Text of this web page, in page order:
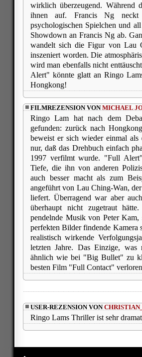
wirklich überzeugend. Während
ihnen auf. Francis Ng
psychologischen Spielchen und
Showdown an Francis Ng ab.
wandelt sich die Figur von Lau
inszeniert worden. Die
wird man ebenfalls nicht
Alert" könnte glatt an Ringo
Hongkong!
FILMREZENSION VONMICHAEL
Ringo Lam hat nach dem
gefunden: zurück nach
beweist er sich wieder einmal als
nur, daß das Drehbuch einfach
1997 verfilmt wurde. "Full Alert"
Tiefe, die ihn von anderen
auch besser macht als zum
angeführt von Lau Ching-Wan,
liefert. Überragend war aber
überhaupt nicht zugetraut
pendelnde Musik von Peter
perfekten Bilder findende Kamera
realistisch wirkende
letzten Jahre. Das Einzige,
ähnlich wie bei "Big Bullet" zu
besten Film "Full Contact"
USER-REZENSION VON
Ringo Lams Thriller ist sehr